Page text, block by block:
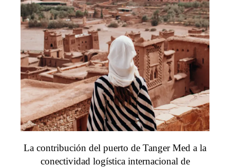
La contribución del puerto de Tanger Med a la
conectividad logística internacional de